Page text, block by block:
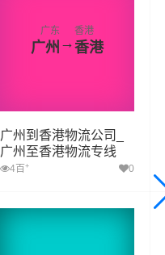
广东
广州 →
香港
香港
广州到香港物流公司_
广州至香港物流专线
4百 + 0